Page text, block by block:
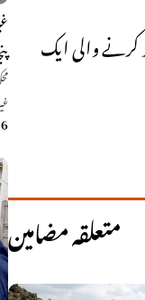
کرنے والی ایک
متعلقہ مضامین